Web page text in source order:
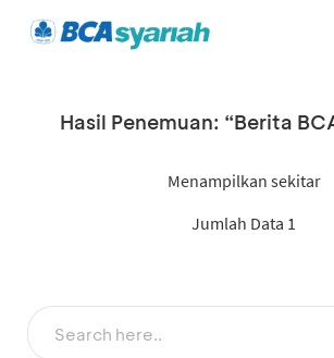
Hasil Penemuan: “Berita
Menampilkan sekitar
Jumlah Data 1